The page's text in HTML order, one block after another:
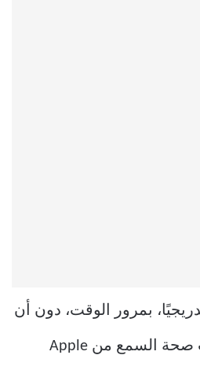
بمرور الوقت، دون أن
تدرك ذلك، لكن ميزات صحة السمع من Apple